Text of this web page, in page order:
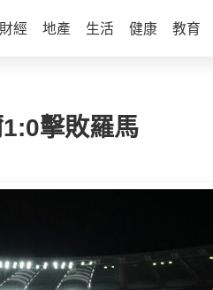
財經 地產 生活 健康 教育
擊敗羅馬